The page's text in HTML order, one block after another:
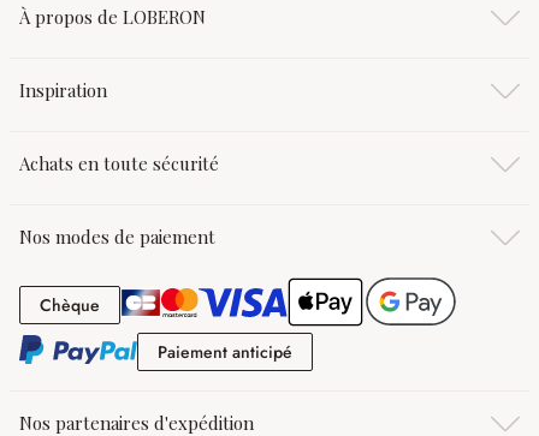
À propos de LOBERON
Inspiration
Achats en toute sécurité
Nos modes de paiement
Chèque Chèque
Paiement anticipé
Nos partenaires d'expédition